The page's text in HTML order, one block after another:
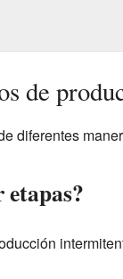
de
diferentes